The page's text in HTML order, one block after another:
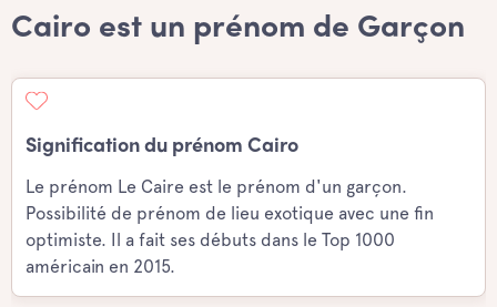
Cairo est un prénom de Garçon
Signification du prénom Cairo
Le prénom Le Caire est le prénom d'un garçon.
Possibilité de prénom de lieu exotique avec une fin
optimiste. Il a fait ses débuts dans le Top 1000
américain en 2015.